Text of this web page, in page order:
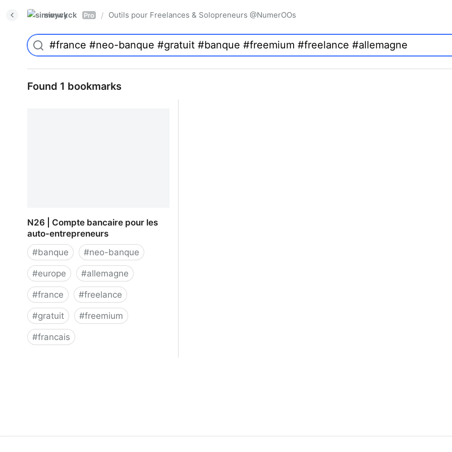
simwyck Pro / Outils pour Freelances & Solopreneurs @NumerOOs
Found 1 bookmarks
N26 | Compte bancaire pour les
auto-entrepreneurs
#banque #neo-banque
#europe #allemagne
#france #freelance
#gratuit #freemium
#francais